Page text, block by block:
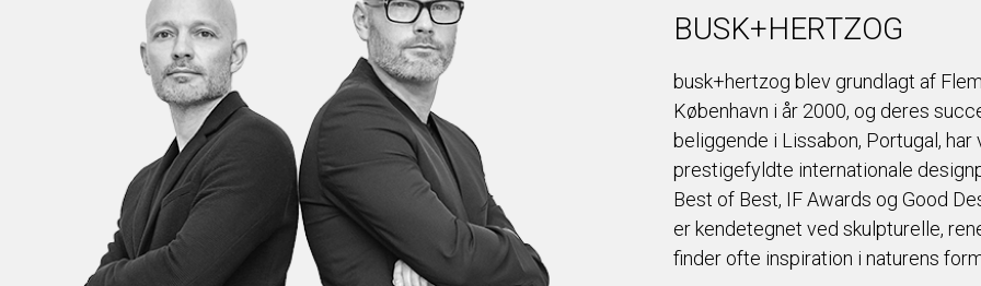
BUSK+HERTZOG
busk+hertzog blev grundlagt af
København i år 2000, og deres
beliggende i Lissabon, Portugal,
prestigefyldte internationale
Best of Best, IF Awards og Good
er kendetegnet ved skulpturelle,
finder ofte inspiration i naturens